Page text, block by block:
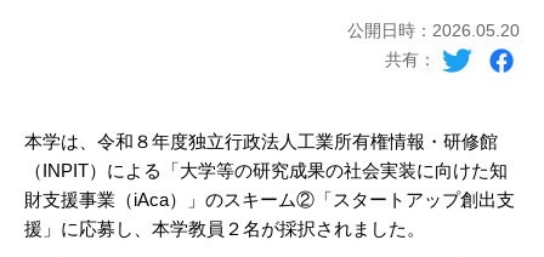
公開日時：2026.05.20
共有：
本学は、令和８年度独立行政法人工業所有権情報・研修館
（INPIT）による「大学等の研究成果の社会実装に向けた知
財支援事業（iAca）」のスキーム②「スタートアップ創出支
援」に応募し、本学教員２名が採択されました。